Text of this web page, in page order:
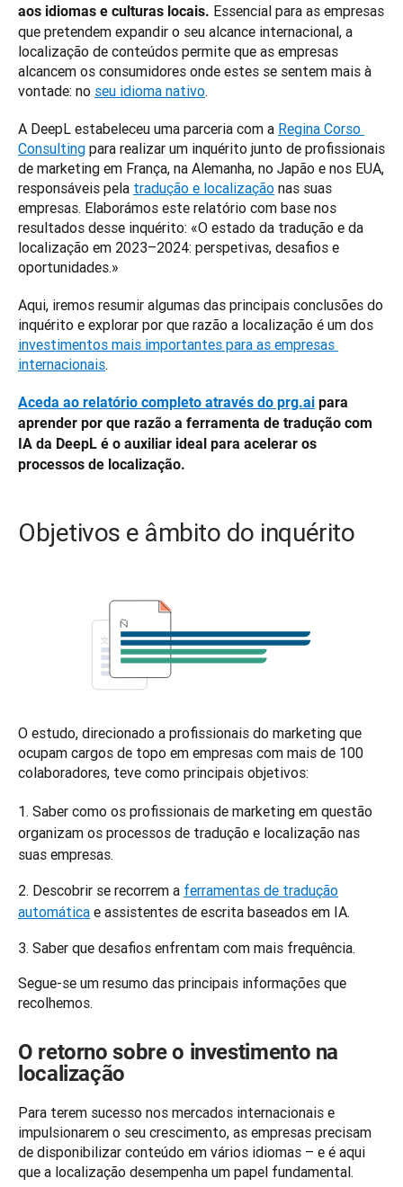
aos idiomas e culturas locais. Essencial para as empresas
que pretendem expandir o seu alcance internacional, a
localização de conteúdos permite que as empresas
alcancem os consumidores onde estes se sentem mais à
vontade: no seu idioma nativo.
A DeepL estabeleceu uma parceria com a Regina Corso
Consulting para realizar um inquérito junto de profissionais
de marketing em França, na Alemanha, no Japão e nos EUA,
responsáveis pela tradução e localização nas suas
empresas. Elaborámos este relatório com base nos
resultados desse inquérito: «O estado da tradução e da
localização em 2023–2024: perspetivas, desafios e
oportunidades.»
Aqui, iremos resumir algumas das principais conclusões do
investimentos mais importantes para as empresas
internacionais.
Aceda ao relatório completo através do prg.ai para
aprender por que razão a ferramenta de tradução com
IA da DeepL é o auxiliar ideal para acelerar os
processos de localização.
Objetivos e âmbito do inquérito
O estudo, direcionado a profissionais do marketing que
ocupam cargos de topo em empresas com mais de 100
colaboradores, teve como principais objetivos:
Saber como os profissionais de marketing em questão
organizam os processos de tradução e localização nas
suas empresas.
Descobrir se recorrem a ferramentas de tradução
automática e assistentes de escrita baseados em IA.
Saber que desafios enfrentam com mais frequência.
Segue-se um resumo das principais informações que
recolhemos.
O retorno sobre o investimento na
localização
Para terem sucesso nos mercados internacionais e
impulsionarem o seu crescimento, as empresas precisam
de disponibilizar conteúdo em vários idiomas – e é aqui
que a localização desempenha um papel fundamental.